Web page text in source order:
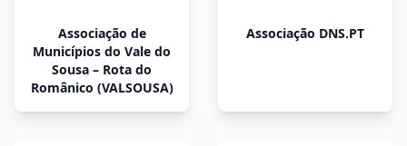
Associação de
Municípios do Vale do
Sousa – Rota do
Românico (VALSOUSA)
Associação DNS.PT